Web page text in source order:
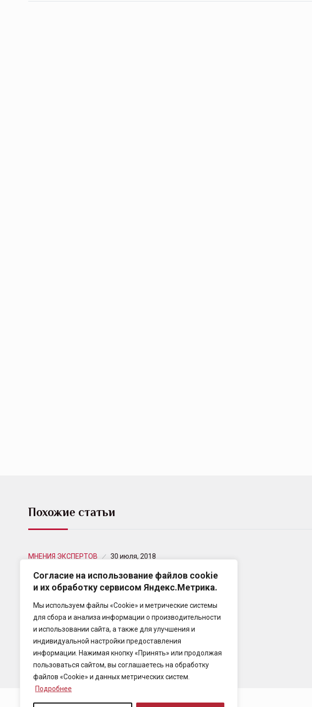
Согласие на использование файлов cookie
и их обработку сервисом Яндекс.Метрика.
Мы используем файлы «Cookie» и метрические системы
для сбора и анализа информации о производительности
и использовании сайта, а также для улучшения и
индивидуальной настройки предоставления
информации. Нажимая кнопку «Принять» или продолжая
пользоваться сайтом, вы соглашаетесь на обработку
файлов «Cookie» и данных метрических систем.
Подробнее
Похожие статьи
МНЕНИЯ ЭКСПЕРТОВ 30 июля, 2018
Старая история на новый лад
Почему именно так? Да потому: оба этих вида
страхования названы социально значимыми. А
другие виды страхования, стало быть,
незначимые? Регулятор обосновывает…